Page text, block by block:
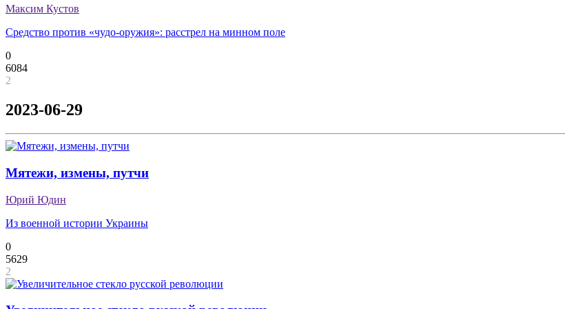
Максим Кустов
Средство против «чудо-оружия»: расстрел на минном поле
0
6084
2
2023-06-29
Мятежи, измены, путчи
Юрий Юдин
Из военной истории Украины
0
5629
2